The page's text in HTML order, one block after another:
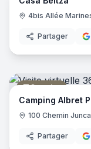
4bis Allée
Partager
Camping
Camping Albret
100 Chemin
Partager